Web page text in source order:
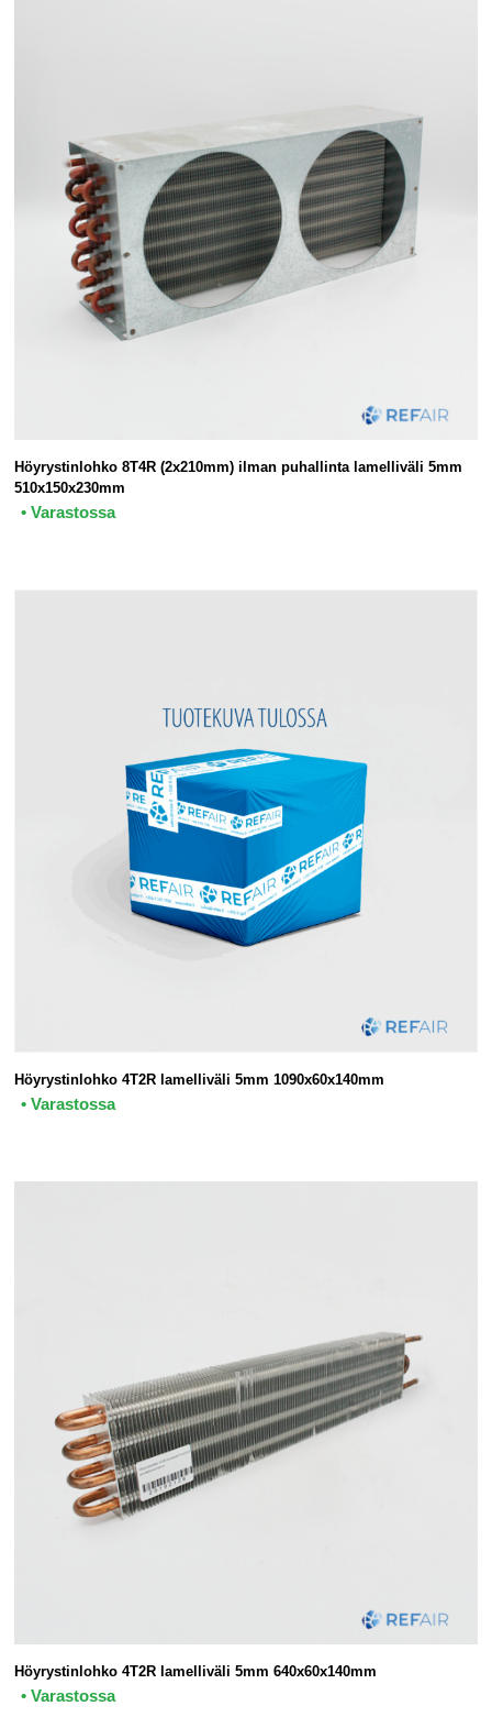
Höyrystinlohko 8T4R (2x210mm) ilman puhallinta lamelliväli 5mm
510x150x230mm
• Varastossa
Höyrystinlohko 4T2R lamelliväli 5mm 1090x60x140mm
• Varastossa
Höyrystinlohko 4T2R lamelliväli 5mm 640x60x140mm
• Varastossa